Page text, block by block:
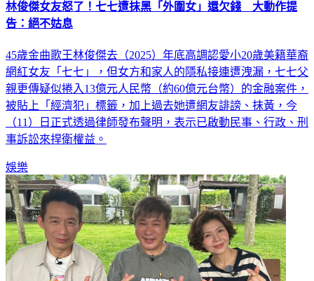
林俊傑女友怒了！七七遭抹黑「外圍女」還欠錢 大動作提
告：絕不姑息
45歲金曲歌王林俊傑去（2025）年底高調認愛小20歲美籍華裔
網紅女友「七七」，但女方和家人的隱私接連遭洩漏，七七父
親更傳疑似捲入13億元人民幣（約60億元台幣）的金融案件，
被貼上「經濟犯」標籤，加上過去她遭網友誹謗、抹黃，今
（11）日正式透過律師發布聲明，表示已啟動民事、行政、刑
事訴訟來捍衛權益。
娛樂